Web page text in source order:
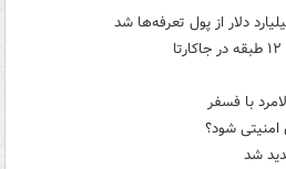
با فسفر
امنیتی شود؟
شد